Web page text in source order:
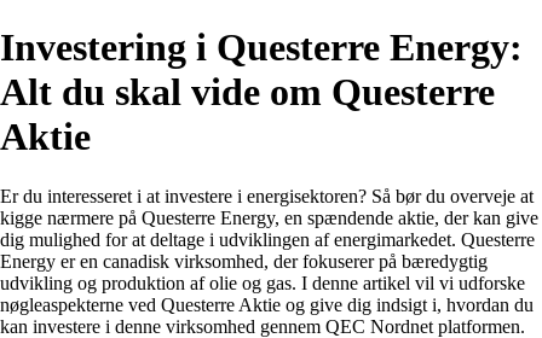
Investering i Questerre Energy:
Alt du skal vide om Questerre
Aktie
Er du interesseret i at investere i energisektoren? Så bør du overveje at
kigge nærmere på Questerre Energy, en spændende aktie, der kan give
dig mulighed for at deltage i udviklingen af energimarkedet. Questerre
Energy er en canadisk virksomhed, der fokuserer på bæredygtig
udvikling og produktion af olie og gas. I denne artikel vil vi udforske
nøgleaspekterne ved Questerre Aktie og give dig indsigt i, hvordan du
kan investere i denne virksomhed gennem QEC Nordnet platformen.